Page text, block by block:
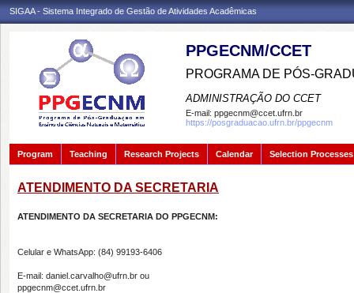
SIGAA - Sistema Integrado de Gestão de Atividades Acadêmicas
PPGECNM/CCET
PROGRAMA DE PÓS-
ADMINISTRAÇÃO DO CCET
E-mail: ppgecnm@ccet.ufrn.br
https://posgraduacao.ufrn.br/ppgecnm
Program Teaching Research Projects Calendar Selection Processes
ATENDIMENTO DA SECRETARIA
ATENDIMENTO DA SECRETARIA DO PPGECNM:
Celular e WhatsApp: (84) 99193-6406
E-mail: daniel.carvalho@ufrn.br ou
ppgecnm@ccet.ufrn.br